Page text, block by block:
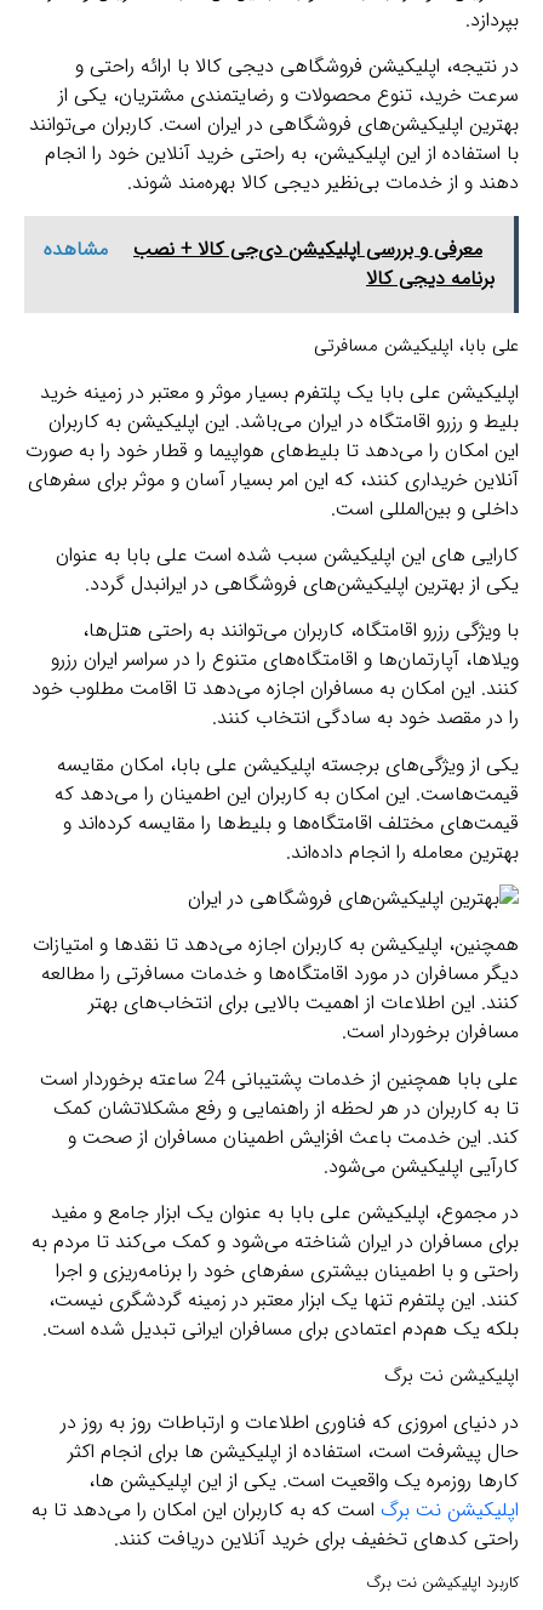
بپردازد.
در نتیجه، اپلیکیشن فروشگاهی دیجی کالا با ارائه راحتی و
سرعت خرید، تنوع محصولات و رضایتمندی مشتریان، یکی از
بهترین اپلیکیشن‌های فروشگاهی در ایران است. کاربران می‌توانند
با استفاده از این اپلیکیشن، به راحتی خرید آنلاین خود را انجام
دهند و از خدمات بی‌نظیر دیجی کالا بهره‌مند شوند.
مشاهده
معرفی و بررسی اپلیکیشن‌ دی‌جی کالا + نصب
برنامه دیجی کالا
علی بابا، اپلیکیشن مسافرتی
اپلیکیشن علی بابا یک پلتفرم بسیار موثر و معتبر در زمینه خرید
بلیط و رزرو اقامتگاه در ایران می‌باشد. این اپلیکیشن به کاربران
این امکان را می‌دهد تا بلیط‌های هواپیما و قطار خود را به صورت
آنلاین خریداری کنند، که این امر بسیار آسان و موثر برای سفرهای
داخلی و بین‌المللی است.
کارایی های این اپلیکیشن سبب شده است علی بابا به عنوان
یکی از بهترین اپلیکیشن‌های فروشگاهی در ایرانبدل گردد.
با ویژگی رزرو اقامتگاه، کاربران می‌توانند به راحتی هتل‌ها،
ویلاها، آپارتمان‌ها و اقامتگاه‌های متنوع را در سراسر ایران رزرو
کنند. این امکان به مسافران اجازه می‌دهد تا اقامت مطلوب خود
را در مقصد خود به سادگی انتخاب کنند.
یکی از ویژگی‌های برجسته اپلیکیشن علی بابا، امکان مقایسه
قیمت‌هاست. این امکان به کاربران این اطمینان را می‌دهد که
قیمت‌های مختلف اقامتگاه‌ها و بلیط‌ها را مقایسه کرده‌اند و
بهترین معامله را انجام داده‌اند.
همچنین، اپلیکیشن به کاربران اجازه می‌دهد تا نقدها و امتیازات
دیگر مسافران در مورد اقامتگاه‌ها و خدمات مسافرتی را مطالعه
کنند. این اطلاعات از اهمیت بالایی برای انتخاب‌های بهتر
مسافران برخوردار است.
علی بابا همچنین از خدمات پشتیبانی 24 ساعته برخوردار است
تا به کاربران در هر لحظه از راهنمایی و رفع مشکلاتشان کمک
کند. این خدمت باعث افزایش اطمینان مسافران از صحت و
کارآیی اپلیکیشن می‌شود.
در مجموع، اپلیکیشن علی بابا به عنوان یک ابزار جامع و مفید
برای مسافران در ایران شناخته می‌شود و کمک می‌کند تا مردم به
راحتی و با اطمینان بیشتری سفرهای خود را برنامه‌ریزی و اجرا
کنند. این پلتفرم تنها یک ابزار معتبر در زمینه گردشگری نیست،
بلکه یک هم‌دم اعتمادی برای مسافران ایرانی تبدیل شده است.
اپلیکیشن نت برگ
در دنیای امروزی که فناوری اطلاعات و ارتباطات روز به روز در
حال پیشرفت است، استفاده از اپلیکیشن ها برای انجام اکثر
کارها روزمره یک واقعیت است. یکی از این اپلیکیشن ها،
اپلیکیشن نت برگ است که به کاربران این امکان را می‌دهد تا به
راحتی کدهای تخفیف برای خرید آنلاین دریافت کنند.
کاربرد اپلیکیشن نت برگ